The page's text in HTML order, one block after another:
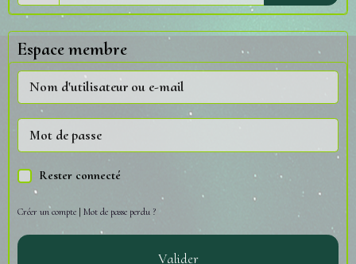
Espace membre
Rester connecté
Créer un compte | Mot de passe perdu ?
Valider